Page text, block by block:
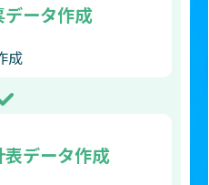
データ作成
成
表データ作成